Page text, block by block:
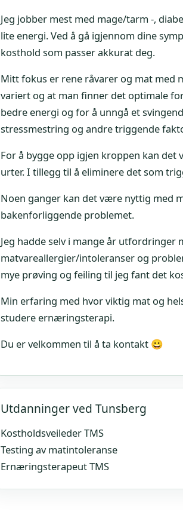
Jeg jobber mest med mage/tarm -,
lite energi. Ved å gå igjennom dine
kosthold som passer akkurat deg.
Mitt fokus er rene råvarer og mat med
variert og at man finner det optimale
bedre energi og for å unngå et
stressmestring og andre triggende
For å bygge opp igjen kroppen kan
urter. I tillegg til å eliminere det som
Noen ganger kan det være nyttig med
bakenforliggende problemet.
Jeg hadde selv i mange år utfordringer
matvareallergier/intoleranser og
mye prøving og feiling til jeg fant det
Min erfaring med hvor viktig mat og
studere ernæringsterapi.
Du er velkommen til å ta kontakt 😀
Utdanninger ved Tunsberg
Kostholdsveileder TMS
Testing av matintoleranse
Ernæringsterapeut TMS